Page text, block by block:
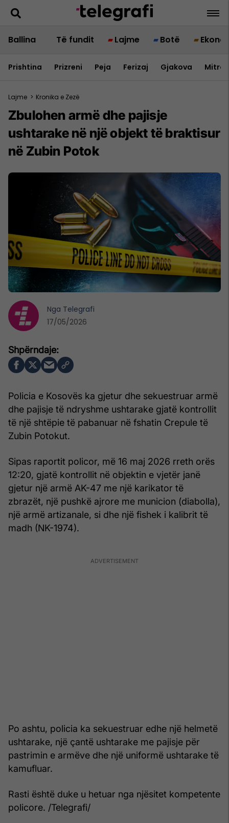
Ballina Të fundit Lajme Botë
Prishtina Prizreni Peja Ferizaj Gjakova
Lajme > Kronika e Zezë
Zbulohen armë dhe pajisje
ushtarake në një objekt të braktisur
në Zubin Potok
Policia e Kosovës ka gjetur dhe sekuestruar armë
dhe pajisje të ndryshme ushtarake gjatë kontrollit
të një shtëpie të pabanuar në fshatin Crepule të
Zubin Potokut.
Sipas raportit policor, më 16 maj 2026 rreth orës
12:20, gjatë kontrollit në objektin e vjetër janë
gjetur një armë AK-47 me një karikator të
zbrazët, një pushkë ajrore me municion (diabolla),
një armë artizanale, si dhe një fishek i kalibrit të
madh (NK-1974).
Po ashtu, policia ka sekuestruar edhe një helmetë
ushtarake, një çantë ushtarake me pajisje për
pastrimin e armëve dhe një uniformë ushtarake të
kamufluar.
Rasti është duke u hetuar nga njësitet kompetente
policore. /Telegrafi/
Nga Telegrafi
17/05/2026